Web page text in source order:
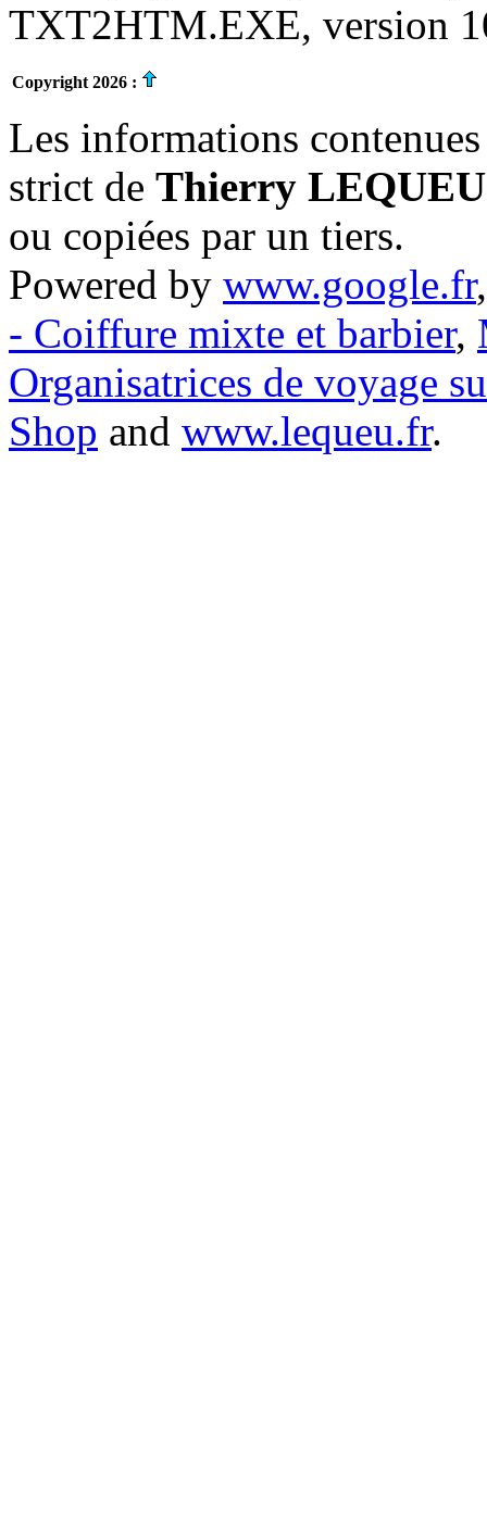
TXT2HTM.EXE, version
Copyright 2026 :
Les informations
strict de Thierry LEQUEU
ou copiées par un tiers.
Powered by www.google.fr
- Coiffure mixte et barbier,
Organisatrices de voyage
Shop and www.lequeu.fr.